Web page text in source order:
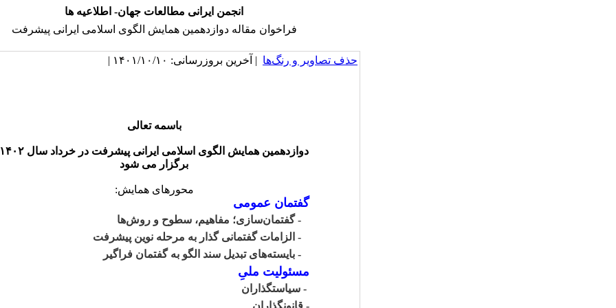
انجمن ایرانی مطالعات جهان- اطلاعیه ها
فراخوان مقاله دوازدهمین همایش الگوی اسلامی ایرانی پیشرفت
حذف تصاویر و رنگ‌ها | آخرین بروزرسانی: ۱۴۰۱/۱۰/۱۰ |
باسمه تعالی
دوازدهمین همایش الگوی اسلامی ایرانی پیشرفت در خرداد سال ۱۴۰۲
برگزار می شود
محورهای همایش:
گفتمان عمومی
- گفتمان‌سازی؛ مفاهیم، سطوح و روش‌ها
- الزامات گفتمانی گذار به مرحله نوین پیشرفت
- بایسته‌های تبدیل سند الگو به گفتمان فراگیر
مسئولیت ملیِ
- سیاستگذاران
- قانونگذاران